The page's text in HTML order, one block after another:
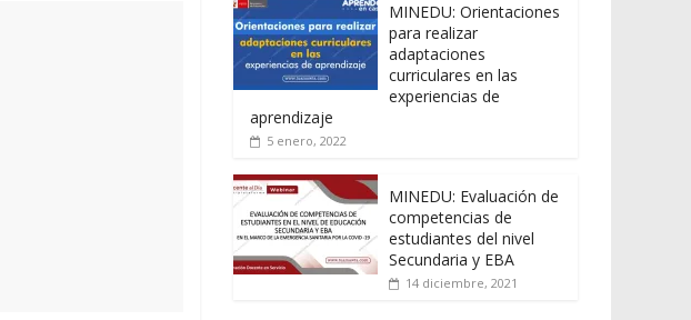
MINEDU: Orientaciones
para realizar
adaptaciones
curriculares en las
experiencias de
aprendizaje
5 enero, 2022
MINEDU: Evaluación de
competencias de
estudiantes del nivel
Secundaria y EBA
14 diciembre, 2021